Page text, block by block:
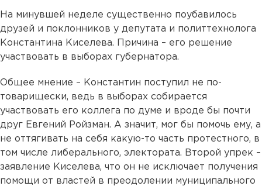
На минувшей неделе существенно поубавилось
друзей и поклонников у депутата и политтехнолога
Константина Киселева. Причина – его решение
участвовать в выборах губернатора.
Общее мнение – Константин поступил не по-
товарищески, ведь в выборах собирается
участвовать его коллега по думе и вроде бы почти
друг Евгений Ройзман. А значит, мог бы помочь ему, а
не оттягивать на себя какую-то часть протестного, в
том числе либерального, электората. Второй упрек –
заявление Киселева, что он не исключает получения
помощи от властей в преодолении муниципального